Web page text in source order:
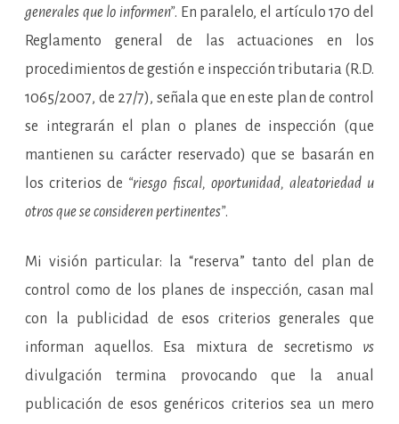
generales que lo informen”. En paralelo, el artículo 170 del
Reglamento general de las actuaciones en los
procedimientos de gestión e inspección tributaria (R.D.
1065/2007, de 27/7), señala que en este plan de control
se integrarán el plan o planes de inspección (que
mantienen su carácter reservado) que se basarán en
los criterios de “riesgo fiscal, oportunidad, aleatoriedad u
otros que se consideren pertinentes”.
Mi visión particular: la “reserva” tanto del plan de
control como de los planes de inspección, casan mal
con la publicidad de esos criterios generales que
informan aquellos. Esa mixtura de secretismo vs
divulgación termina provocando que la anual
publicación de esos genéricos criterios sea un mero